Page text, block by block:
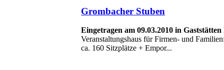
Grombacher Stuben
Eingetragen am 09.03.2010 in
Veranstaltungshaus für Firmen- und
ca. 160 Sitzplätze + Empor...